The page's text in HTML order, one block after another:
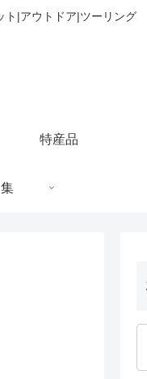
ト|アウトドア|ツーリング
特産品